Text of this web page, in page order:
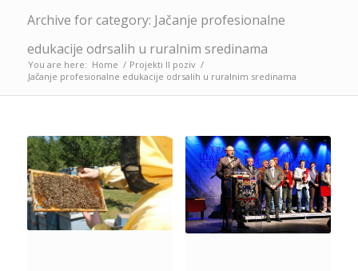
Archive for category: Jačanje profesionalne
edukacije odrsalih u ruralnim sredinama
You are here: Home / Projekti II poziv /
Jačanje profesionalne edukacije odrsalih u ruralnim sredinama